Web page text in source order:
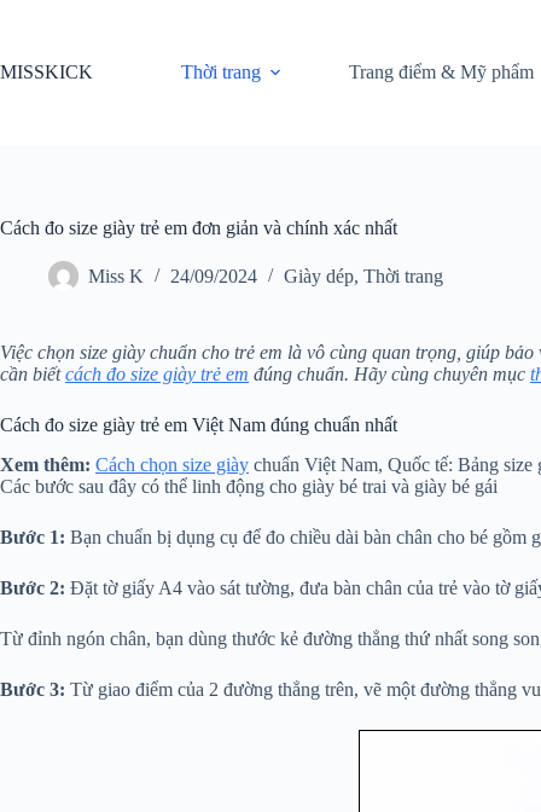
nội
MISSKICK Thời trang Trang điểm & Mỹ phẩm
Cách đo size giày trẻ em đơn giản và chính xác nhất
Miss K 24/09/2024 Giày dép, Thời trang
Việc chọn size giày chuẩn cho trẻ em là vô cùng quan trọng, giúp
cần biếtcách đo size giày trẻ em đúng chuẩn. Hãy cùng chuyên mục
Cách đo size giày trẻ em Việt Nam đúng chuẩn nhất
Xem thêm: Cách chọn size giày chuẩn Việt Nam, Quốc tế: Bảng size
Các bước sau đây có thể linh động cho giày bé trai và giày bé gái
Bước 1: Bạn chuẩn bị dụng cụ để đo chiều dài bàn chân cho bé gồm
Bước 2: Đặt tờ giấy A4 vào sát tường, đưa bàn chân của trẻ vào tờ
Từ đỉnh ngón chân, bạn dùng thước kẻ đường thẳng thứ nhất song
Bước 3: Từ giao điểm của 2 đường thẳng trên, vẽ một đường thẳng